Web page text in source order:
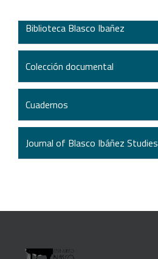
Biblioteca Blasco Ibañez
Colección documental
Cuadernos
Journal of Blasco Ibáñez Studies